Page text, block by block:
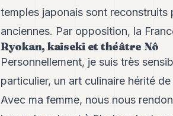
temples japonais sont
anciennes. Par opposition, la
Ryokan, kaiseki et théâtre Nô
Personnellement, je suis très
particulier, un art culinaire hérité
Avec ma femme, nous nous